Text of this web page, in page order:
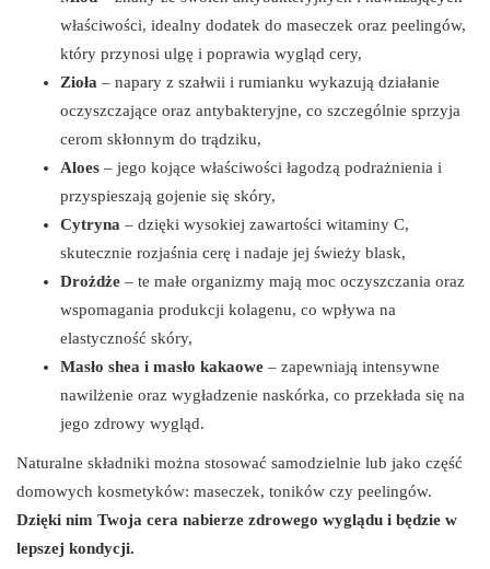
właściwości, idealny dodatek do maseczek oraz peelingów,
który przynosi ulgę i poprawia wygląd cery,
Zioła – napary z szałwii i rumianku wykazują działanie
oczyszczające oraz antybakteryjne, co szczególnie sprzyja
cerom skłonnym do trądziku,
Aloes – jego kojące właściwości łagodzą podrażnienia i
przyspieszają gojenie się skóry,
Cytryna – dzięki wysokiej zawartości witaminy C,
skutecznie rozjaśnia cerę i nadaje jej świeży blask,
Drożdże – te małe organizmy mają moc oczyszczania oraz
wspomagania produkcji kolagenu, co wpływa na
elastyczność skóry,
Masło shea i masło kakaowe – zapewniają intensywne
nawilżenie oraz wygładzenie naskórka, co przekłada się na
jego zdrowy wygląd.
Naturalne składniki można stosować samodzielnie lub jako część
domowych kosmetyków: maseczek, toników czy peelingów.
Dzięki nim Twoja cera nabierze zdrowego wyglądu i będzie w
lepszej kondycji.